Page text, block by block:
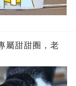
屬甜甜圈，老